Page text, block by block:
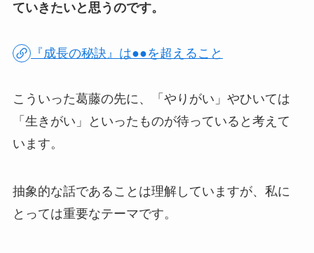
ていきたいと思うのです。
『成長の秘訣』は●●を超えること
こういった葛藤の先に、「やりがい」やひいては
「生きがい」といったものが待っていると考えて
います。
抽象的な話であることは理解していますが、私に
とっては重要なテーマです。